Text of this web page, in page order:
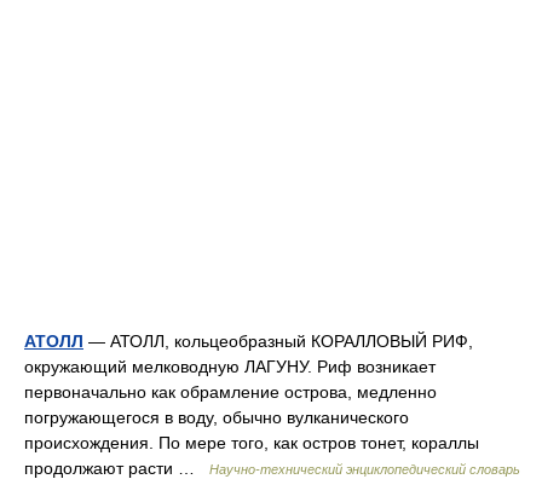
АТОЛЛ — АТОЛЛ, кольцеобразный КОРАЛЛОВЫЙ РИФ,
окружающий мелководную ЛАГУНУ. Риф возникает
первоначально как обрамление острова, медленно
погружающегося в воду, обычно вулканического
происхождения. По мере того, как остров тонет, кораллы
продолжают расти …
Научно-технический энциклопедический словарь